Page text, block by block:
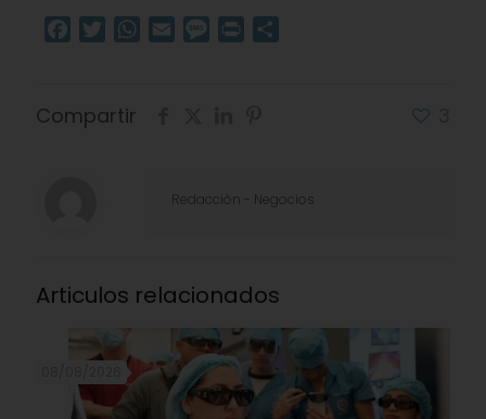
Facebook
TwitterWhatsApp
Email Message
Print
Compartir
Redacciòn - Negocios
Articulos relacionados